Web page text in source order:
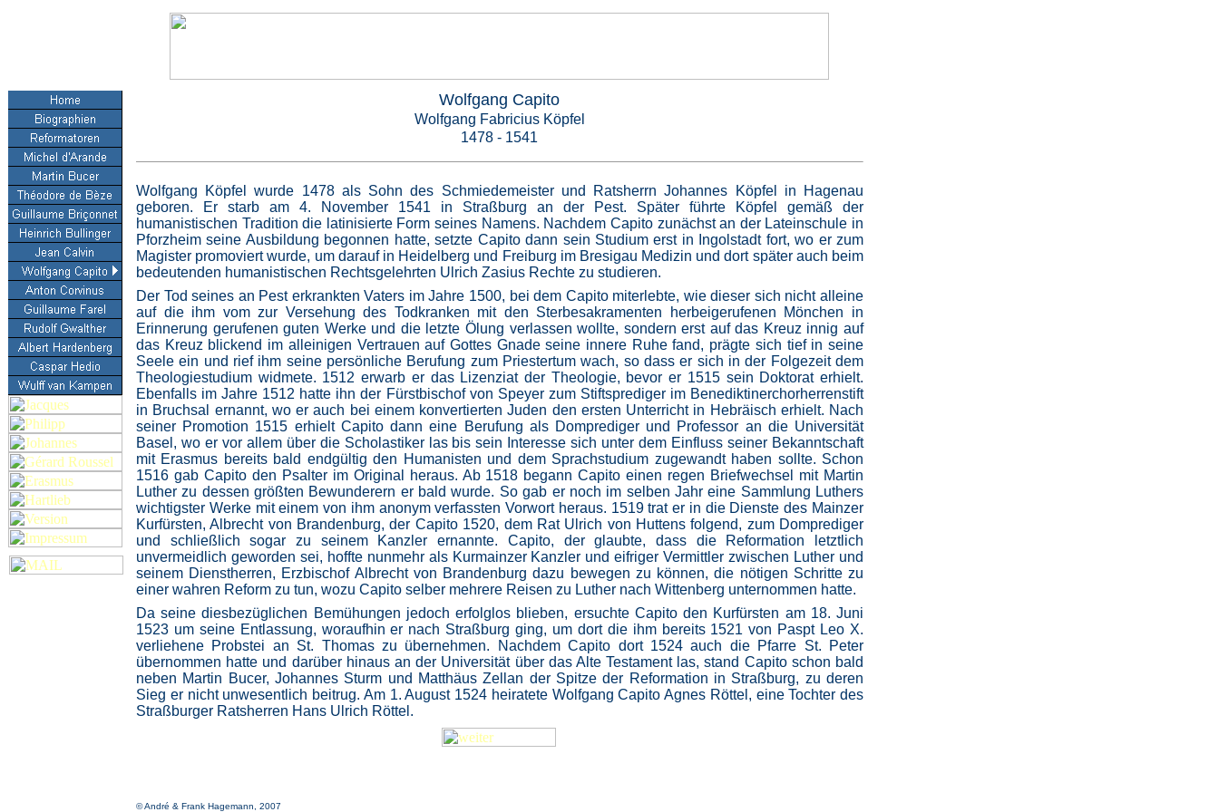
Wolfgang Capito
Wolfgang Fabricius Köpfel
1478 - 1541
Wolfgang Köpfel wurde 1478 als Sohn des Schmiedemeister und Ratsherrn Johannes Köpfel in Hagenau
geboren. Er starb am 4. November 1541 in Straßburg an der Pest. Später führte Köpfel gemäß der
humanistischen Tradition die latinisierte Form seines Namens. Nachdem Capito zunächst an der Lateinschule in
Pforzheim seine Ausbildung begonnen hatte, setzte Capito dann sein Studium erst in Ingolstadt fort, wo er zum
Magister promoviert wurde, um darauf in Heidelberg und Freiburg im Bresigau Medizin und dort später auch beim
bedeutenden humanistischen Rechtsgelehrten Ulrich Zasius Rechte zu studieren.
Der Tod seines an Pest erkrankten Vaters im Jahre 1500, bei dem Capito miterlebte, wie dieser sich nicht alleine
auf die ihm vom zur Versehung des Todkranken mit den Sterbesakramenten herbeigerufenen Mönchen in
Erinnerung gerufenen guten Werke und die letzte Ölung verlassen wollte, sondern erst auf das Kreuz innig auf
das Kreuz blickend im alleinigen Vertrauen auf Gottes Gnade seine innere Ruhe fand, prägte sich tief in seine
Seele ein und rief ihm seine persönliche Berufung zum Priestertum wach, so dass er sich in der Folgezeit dem
Theologiestudium widmete. 1512 erwarb er das Lizenziat der Theologie, bevor er 1515 sein Doktorat erhielt.
Ebenfalls im Jahre 1512 hatte ihn der Fürstbischof von Speyer zum Stiftsprediger im Benediktinerchorherrenstift
in Bruchsal ernannt, wo er auch bei einem konvertierten Juden den ersten Unterricht in Hebräisch erhielt. Nach
seiner Promotion 1515 erhielt Capito dann eine Berufung als Domprediger und Professor an die Universität
Basel, wo er vor allem über die Scholastiker las bis sein Interesse sich unter dem Einfluss seiner Bekanntschaft
mit Erasmus bereits bald endgültig den Humanisten und dem Sprachstudium zugewandt haben sollte. Schon
1516 gab Capito den Psalter im Original heraus. Ab 1518 begann Capito einen regen Briefwechsel mit Martin
Luther zu dessen größten Bewunderern er bald wurde. So gab er noch im selben Jahr eine Sammlung Luthers
wichtigster Werke mit einem von ihm anonym verfassten Vorwort heraus. 1519 trat er in die Dienste des Mainzer
Kurfürsten, Albrecht von Brandenburg, der Capito 1520, dem Rat Ulrich von Huttens folgend, zum Domprediger
und schließlich sogar zu seinem Kanzler ernannte. Capito, der glaubte, dass die Reformation letztlich
unvermeidlich geworden sei, hoffte nunmehr als Kurmainzer Kanzler und eifriger Vermittler zwischen Luther und
seinem Dienstherren, Erzbischof Albrecht von Brandenburg dazu bewegen zu können, die nötigen Schritte zu
einer wahren Reform zu tun, wozu Capito selber mehrere Reisen zu Luther nach Wittenberg unternommen hatte.
Da seine diesbezüglichen Bemühungen jedoch erfolglos blieben, ersuchte Capito den Kurfürsten am 18. Juni
1523 um seine Entlassung, woraufhin er nach Straßburg ging, um dort die ihm bereits 1521 von Paspt Leo X.
verliehene Probstei an St. Thomas zu übernehmen. Nachdem Capito dort 1524 auch die Pfarre St. Peter
übernommen hatte und darüber hinaus an der Universität über das Alte Testament las, stand Capito schon bald
neben Martin Bucer, Johannes Sturm und Matthäus Zellan der Spitze der Reformation in Straßburg, zu deren
Sieg er nicht unwesentlich beitrug. Am 1. August 1524 heiratete Wolfgang Capito Agnes Röttel, eine Tochter des
Straßburger Ratsherren Hans Ulrich Röttel.
© André & Frank Hagemann, 2007